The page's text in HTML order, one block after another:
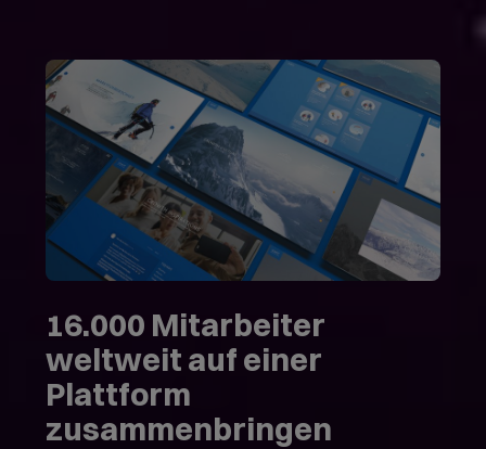
16.000 Mitarbeiter
weltweit auf einer
Plattform
zusammenbringen